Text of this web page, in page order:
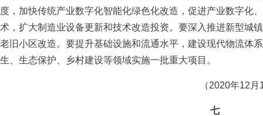
度，加快传统产业数字化智能化绿色化改造，促进产业数字化
术，扩大制造业设备更新和技术改造投资。要深入推进新型城
老旧小区改造。要提升基础设施和流通水平，建设现代物流体
生、生态保护、乡村建设等领域实施一批重大项目。
（2020年12月
七